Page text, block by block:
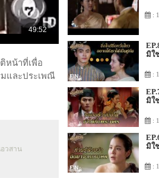
หน้าที่เพื่อ
และประเพณี
วสาน
:
มิใ
:
มิใ
:
มิใ
: